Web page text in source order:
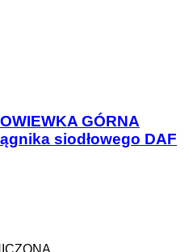
GÓRNA
siodłowego DAF